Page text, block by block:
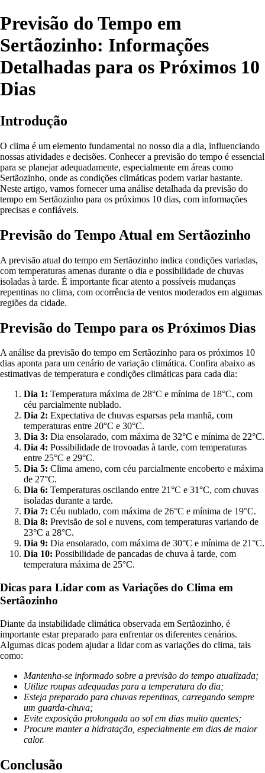
Previsão do Tempo em
Sertãozinho: Informações
Detalhadas para os Próximos 10
Dias
Introdução
O clima é um elemento fundamental no nosso dia a dia, influenciando
nossas atividades e decisões. Conhecer a previsão do tempo é essencial
para se planejar adequadamente, especialmente em áreas como
Sertãozinho, onde as condições climáticas podem variar bastante.
Neste artigo, vamos fornecer uma análise detalhada da previsão do
tempo em Sertãozinho para os próximos 10 dias, com informações
precisas e confiáveis.
Previsão do Tempo Atual em Sertãozinho
A previsão atual do tempo em Sertãozinho indica condições variadas,
com temperaturas amenas durante o dia e possibilidade de chuvas
isoladas à tarde. É importante ficar atento a possíveis mudanças
repentinas no clima, com ocorrência de ventos moderados em algumas
regiões da cidade.
Previsão do Tempo para os Próximos Dias
A análise da previsão do tempo em Sertãozinho para os próximos 10
dias aponta para um cenário de variação climática. Confira abaixo as
estimativas de temperatura e condições climáticas para cada dia:
Dia 1: Temperatura máxima de 28°C e mínima de 18°C, com
céu parcialmente nublado.
Dia 2: Expectativa de chuvas esparsas pela manhã, com
temperaturas entre 20°C e 30°C.
Dia 3: Dia ensolarado, com máxima de 32°C e mínima de 22°C.
Dia 4: Possibilidade de trovoadas à tarde, com temperaturas
entre 25°C e 29°C.
Dia 5: Clima ameno, com céu parcialmente encoberto e máxima
de 27°C.
Dia 6: Temperaturas oscilando entre 21°C e 31°C, com chuvas
isoladas durante a tarde.
Dia 7: Céu nublado, com máxima de 26°C e mínima de 19°C.
Dia 8: Previsão de sol e nuvens, com temperaturas variando de
23°C a 28°C.
Dia 9: Dia ensolarado, com máxima de 30°C e mínima de 21°C.
Dia 10: Possibilidade de pancadas de chuva à tarde, com
temperatura máxima de 25°C.
Dicas para Lidar com as Variações do Clima em
Sertãozinho
Diante da instabilidade climática observada em Sertãozinho, é
importante estar preparado para enfrentar os diferentes cenários.
Algumas dicas podem ajudar a lidar com as variações do clima, tais
como:
Mantenha-se informado sobre a previsão do tempo atualizada;
Utilize roupas adequadas para a temperatura do dia;
Esteja preparado para chuvas repentinas, carregando sempre
um guarda-chuva;
Evite exposição prolongada ao sol em dias muito quentes;
Procure manter a hidratação, especialmente em dias de maior
calor.
Conclusão